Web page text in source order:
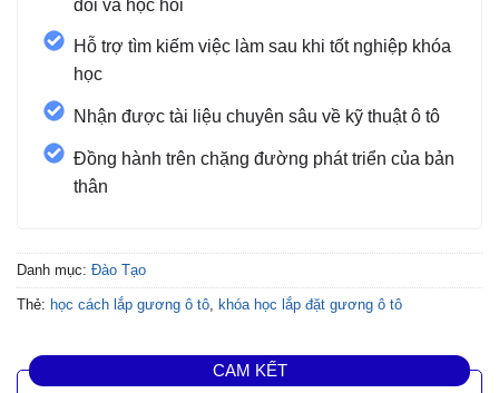
đổi và học hỏi
Hỗ trợ tìm kiếm việc làm sau khi tốt nghiệp khóa
học
Nhận được tài liệu chuyên sâu về kỹ thuật ô tô
Đồng hành trên chặng đường phát triển của bản
thân
Danh mục: Đào Tạo
Thẻ: học cách lắp gương ô tô, khóa học lắp đặt gương ô tô
CAM KẾT